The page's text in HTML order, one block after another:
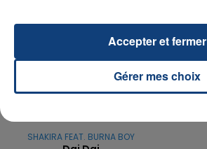
SHAKIRA FEAT. BURNA BOY
Gérer mes choix
Accepter et fermer